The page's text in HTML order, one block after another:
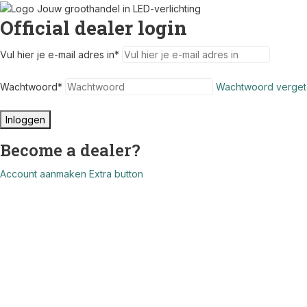
Official dealer login
Vul hier je e-mail adres in*
Wachtwoord* Wachtwoord
Inloggen
Become a dealer?
Account aanmaken Extra button